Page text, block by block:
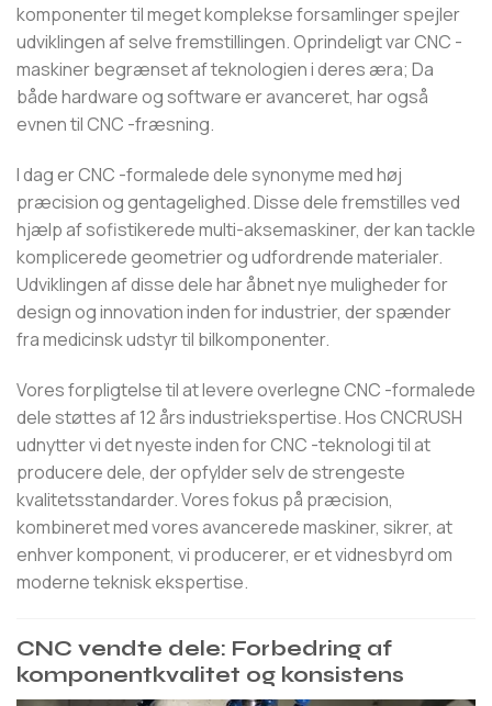
komponenter til meget komplekse forsamlinger spejler
udviklingen af ​​selve fremstillingen. Oprindeligt var CNC -
maskiner begrænset af teknologien i deres æra; Da
både hardware og software er avanceret, har også
evnen til CNC -fræsning.
I dag er CNC -formalede dele synonyme med høj
præcision og gentagelighed. Disse dele fremstilles ved
hjælp af sofistikerede multi-aksemaskiner, der kan tackle
komplicerede geometrier og udfordrende materialer.
Udviklingen af ​​disse dele har åbnet nye muligheder for
design og innovation inden for industrier, der spænder
fra medicinsk udstyr til bilkomponenter.
Vores forpligtelse til at levere overlegne CNC -formalede
dele støttes af 12 års industriekspertise. Hos CNCRUSH
udnytter vi det nyeste inden for CNC -teknologi til at
producere dele, der opfylder selv de strengeste
kvalitetsstandarder. Vores fokus på præcision,
kombineret med vores avancerede maskiner, sikrer, at
enhver komponent, vi producerer, er et vidnesbyrd om
moderne teknisk ekspertise.
CNC vendte dele: Forbedring af
komponentkvalitet og konsistens